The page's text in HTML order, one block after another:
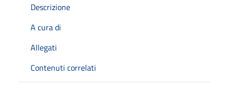
Descrizione
A cura di
Allegati
Contenuti correlati